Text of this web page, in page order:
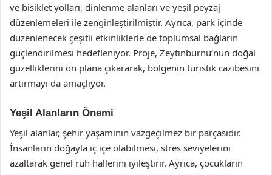
ve bisiklet yolları, dinlenme alanları ve yeşil peyzaj
düzenlemeleri ile zenginleştirilmiştir. Ayrıca, park içinde
düzenlenecek çeşitli etkinliklerle de toplumsal bağların
güçlendirilmesi hedefleniyor. Proje, Zeytinburnu’nun doğal
güzelliklerini ön plana çıkararak, bölgenin turistik cazibesini
artırmayı da amaçlıyor.
Yeşil Alanların Önemi
Yeşil alanlar, şehir yaşamının vazgeçilmez bir parçasıdır.
İnsanların doğayla iç içe olabilmesi, stres seviyelerini
azaltarak genel ruh hallerini iyileştirir. Ayrıca, çocukların